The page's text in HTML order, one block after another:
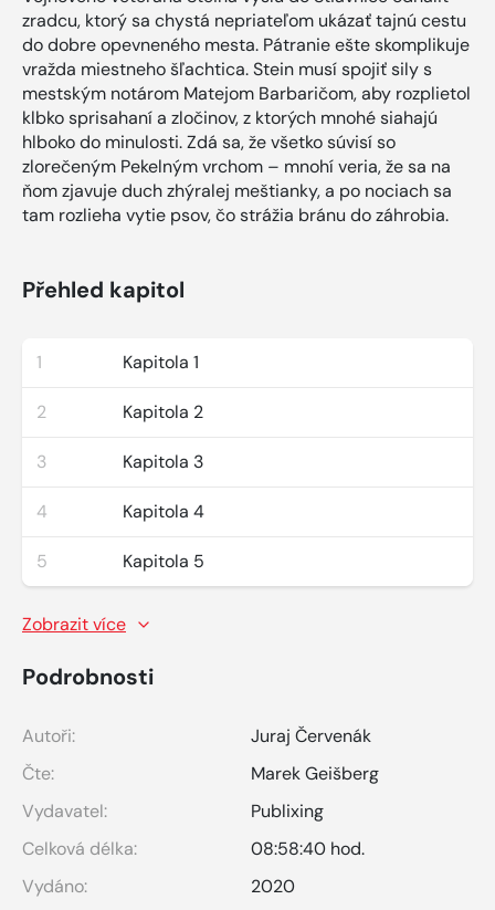
zradcu, ktorý sa chystá nepriateľom ukázať tajnú cestu
do dobre opevneného mesta. Pátranie ešte skomplikuje
vražda miestneho šľachtica. Stein musí spojiť sily s
mestským notárom Matejom Barbaričom, aby rozplietol
klbko sprisahaní a zločinov, z ktorých mnohé siahajú
hlboko do minulosti. Zdá sa, že všetko súvisí so
zlorečeným Pekelným vrchom – mnohí veria, že sa na
ňom zjavuje duch zhýralej meštianky, a po nociach sa
tam rozlieha vytie psov, čo strážia bránu do záhrobia.
Přehled kapitol
1 Kapitola 1
2 Kapitola 2
3 Kapitola 3
4 Kapitola 4
5 Kapitola 5
Zobrazit více
Podrobnosti
Autoři:
Juraj Červenák
Čte:
Marek Geišberg
Vydavatel:
Publixing
Celková délka:
08:58:40 hod.
Vydáno:
2020